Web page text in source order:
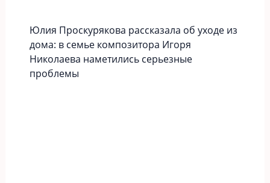
Юлия Проскурякова рассказала об уходе из
дома: в семье композитора Игоря
Николаева наметились серьезные
проблемы